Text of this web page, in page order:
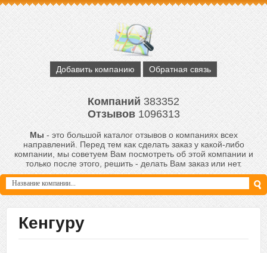
Добавить компанию Обратная связь
Компаний383352
Отзывов1096313
Мы- это большой каталог отзывов о компаниях всех
направлений. Перед тем как сделать заказ у какой-либо
компании, мы советуем Вам посмотреть об этой компании и
только после этого, решить - делать Вам заказ или нет.
Кенгуру